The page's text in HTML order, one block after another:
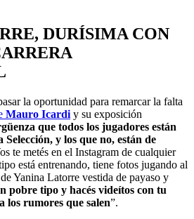
DURÍSIMA CON
la oportunidad para remarcar la falta
Mauro Icardi y su exposición
que todos los jugadores están
Selección, y los que no, están de
te metés en el Instagram de cualquier
está entrenando, tiene fotos jugando al
Yanina Latorre vestida de payaso y
pobre tipo y hacés videítos con tu
rumores que salen”.